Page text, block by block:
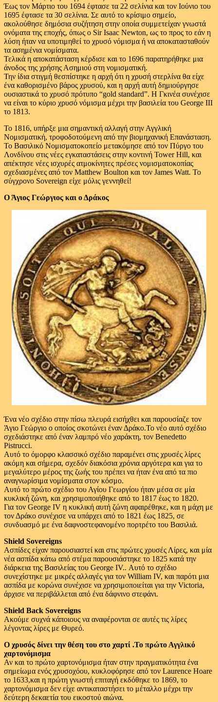
Έως τον Μάρτιο του 1694 έφτασε τα 22 σελίνια και τον Ιούνιο του
1695 έφτασε τα 30 σελίνια. Σε αυτό το κρίσιμο σημείο,
ακολούθησε δημόσια συζήτηση στην οποία συμμετείχαν γνωστά
ονόματα της εποχής, όπως ο Sir Isaac Newton, ως το προς το εάν η
λύση ήταν να υποτιμηθεί το χρυσό νόμισμα ή να αποκατασταθούν
τα ασημένια νομίσματα.
Τελικά η αποκατάσταση κέρδισε και το 1696 παρατηρήθηκε μια
άνοδος της χρήσης Ασημιού στη νομισματική.
Την ίδια στιγμή θεσπίστηκε η αρχή ότι η χρυσή στερλίνα θα είχε
ένα καθορισμένο βάρος χρυσού, και η αρχή αυτή δημιούργησε
ουσιαστικά το χρυσό πρότυπο “gold standard”. Η Γκινέα συνέχισε
να είναι το κύριο χρυσό νόμισμα μέχρι την βασιλεία του George III
το 1813.
Το 1816, υπήρξε μια σημαντική αλλαγή στην Αγγλική
Νομισματική, τροφοδοτούμενη από την βιομηχανική Επανάσταση.
Το Βασιλικό Νομισματοκοπείο μετακόμησε από τον Πύργο του
Λονδίνου στις νέες εγκαταστάσεις στην κοντινή Tower Hill, και
απέκτησε νέες ισχυρές ατμοκίνητες πρέσες νομισματοκοπίας
σχεδιασμένες από τον Matthew Boulton και τον James Watt. Το
σύγχρονο Sovereign είχε μόλις γεννηθεί!
Ο Άγιος Γεώργιος και ο Δράκος
Ένα νέο σχέδιο στην πίσω πλευρά εισήχθει και παρουσίαζε τον
Άγιο Γεώργιο ο οποίος σκοτώνει έναν Δράκο.Το νέο αυτό σχέδιο
σχεδιάστηκε από έναν λαμπρό νέο χαράκτη, τον Benedetto
Pistrucci.
Αυτό το όμορφο κλασσικό σχέδιο παραμένει στις χρυσές λίρες
ακόμη και σήμερα, σχεδόν διακόσια χρόνια αργότερα και για το
μεγαλύτερο μέρος της ζωής του πρέπει να ήταν ένα από τα πιο
αναγνωρίσιμα νομίσματα στον κόσμο.
Αυτό το πρώτο σχέδιο του Αγίου Γεωργίου ήταν μέσα σε μία
κυκλική ζώνη, και χρησιμοποιήθηκε από το 1817 έως το 1820.
Για τον George IV η κυκλική αυτή ζώνη αφαιρέθηκε, και η μάχη με
τον Δράκο συνέχισε να υπάρχει από το 1821 έως 1825, σε
συνδυασμό με ένα δαφνοστεφανομένο πορτρέτο του Βασιλιά.
Shield Sovereigns
Ασπίδες είχαν παρουσιαστεί και στις πρώτες χρυσές Λίρες, και μία
νέα ασπίδα κάτω από στέμα παρουσιάστηκε το 1825 κατά την
διάρκεια της Βασιλείας του George IV.. Αυτό το σχέδιο
συνεχίστηκε με μικρές αλλαγές για τον William IV, και παρότι μια
ασπίδα με κορώνα συνέχισε να χρησιμοποιείται για την Victoria,
άρχισε να περιβάλλεται από ένα δάφνινο στεφάνι.
Shield Back Sovereigns
Ακούμε συχνά κάποιους να αναφέρονται σε αυτές τις λίρες
λέγοντας λίρες με Θυρεό.
Ο χρυσός δίνει την θέση του στο χαρτί .Το πρώτο Αγγλικό
χαρτονόμισμα
Αν και το πρώτο χαρτονόμισμα ήταν στην πραγματικότητα ένα
σημείωμα ενός χρυσοχόου, κυκλοφόρησε από τον Laurence Hoare
το 1633,και η πρώτη γνωστή επιταγή εκδόθηκε το 1869, το
χαρτονόμισμα δεν είχε αντικαταστήσει το μέταλλο μέχρι την
δεύτερη δεκαετία του εικοστού αιώνα.